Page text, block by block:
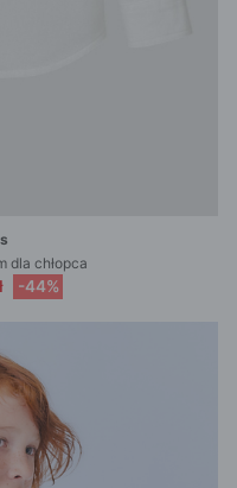
dla chłopca
-44%